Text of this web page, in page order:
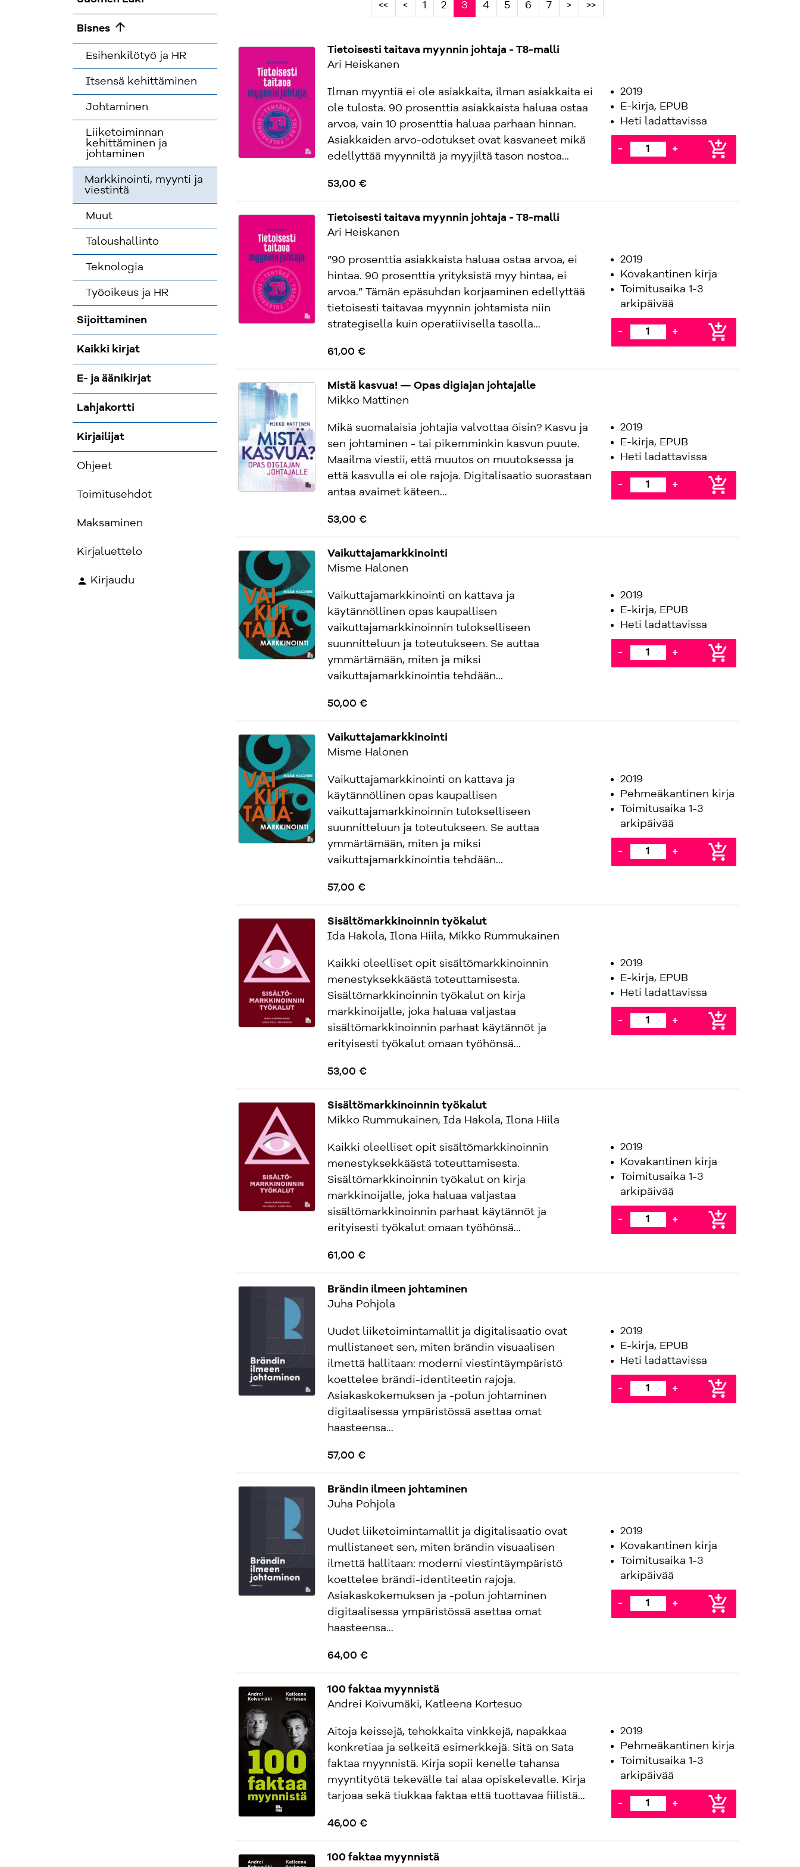
Bisnes arrow_upward
Esihenkilötyö ja HR
Itsensä kehittäminen
Johtaminen
Liiketoiminnan
kehittäminen ja
johtaminen
Markkinointi, myynti ja
viestintä
Muut
Taloushallinto
Teknologia
Työoikeus ja HR
Sijoittaminen
Kaikki kirjat
E- ja äänikirjat
Lahjakortti
Kirjailijat
Ohjeet
Toimitusehdot
Maksaminen
Kirjaluettelo
Kirjaudu
<< < 1 2 3 4 5 6 7 > >>
Tietoisesti taitava myynnin johtaja - T8-malli
Ari Heiskanen
Ilman myyntiä ei ole asiakkaita, ilman asiakkaita ei
ole tulosta. 90 prosenttia asiakkaista haluaa ostaa
arvoa, vain 10 prosenttia haluaa parhaan hinnan.
Asiakkaiden arvo-odotukset ovat kasvaneet mikä
edellyttää myynniltä ja myyjiltä tason nostoa...
53,00 €
2019
E-kirja, EPUB
Heti ladattavissa
- + add_shopping_cart
Tietoisesti taitava myynnin johtaja - T8-malli
Ari Heiskanen
”90 prosenttia asiakkaista haluaa ostaa arvoa, ei
hintaa. 90 prosenttia yrityksistä myy hintaa, ei
arvoa.” Tämän epäsuhdan korjaaminen edellyttää
tietoisesti taitavaa myynnin johtamista niin
strategisella kuin operatiivisella tasolla...
61,00 €
2019
Kovakantinen kirja
Toimitusaika 1-3
arkipäivää
- + add_shopping_cart
Mistä kasvua! — Opas digiajan johtajalle
Mikko Mattinen
Mikä suomalaisia johtajia valvottaa öisin? Kasvu ja
sen johtaminen - tai pikemminkin kasvun puute.
Maailma viestii, että muutos on muutoksessa ja
että kasvulla ei ole rajoja. Digitalisaatio suorastaan
antaa avaimet käteen...
53,00 €
2019
E-kirja, EPUB
Heti ladattavissa
- + add_shopping_cart
Vaikuttajamarkkinointi
Misme Halonen
Vaikuttajamarkkinointi on kattava ja
käytännöllinen opas kaupallisen
vaikuttajamarkkinoinnin tulokselliseen
suunnitteluun ja toteutukseen. Se auttaa
ymmärtämään, miten ja miksi
vaikuttajamarkkinointia tehdään...
50,00 €
2019
E-kirja, EPUB
Heti ladattavissa
- + add_shopping_cart
Vaikuttajamarkkinointi
Misme Halonen
Vaikuttajamarkkinointi on kattava ja
käytännöllinen opas kaupallisen
vaikuttajamarkkinoinnin tulokselliseen
suunnitteluun ja toteutukseen. Se auttaa
ymmärtämään, miten ja miksi
vaikuttajamarkkinointia tehdään...
57,00 €
2019
Pehmeäkantinen kirja
Toimitusaika 1-3
arkipäivää
- + add_shopping_cart
Sisältömarkkinoinnin työkalut
Ida Hakola, Ilona Hiila, Mikko Rummukainen
Kaikki oleelliset opit sisältömarkkinoinnin
menestyksekkäästä toteuttamisesta.
Sisältömarkkinoinnin työkalut on kirja
markkinoijalle, joka haluaa valjastaa
sisältömarkkinoinnin parhaat käytännöt ja
erityisesti työkalut omaan työhönsä...
53,00 €
2019
E-kirja, EPUB
Heti ladattavissa
- + add_shopping_cart
Sisältömarkkinoinnin työkalut
Mikko Rummukainen, Ida Hakola, Ilona Hiila
Kaikki oleelliset opit sisältömarkkinoinnin
menestyksekkäästä toteuttamisesta.
Sisältömarkkinoinnin työkalut on kirja
markkinoijalle, joka haluaa valjastaa
sisältömarkkinoinnin parhaat käytännöt ja
erityisesti työkalut omaan työhönsä...
61,00 €
2019
Kovakantinen kirja
Toimitusaika 1-3
arkipäivää
- + add_shopping_cart
Brändin ilmeen johtaminen
Juha Pohjola
Uudet liiketoimintamallit ja digitalisaatio ovat
mullistaneet sen, miten brändin visuaalisen
ilmettä hallitaan: moderni viestintäympäristö
koettelee brändi-identiteetin rajoja.
Asiakaskokemuksen ja -polun johtaminen
digitaalisessa ympäristössä asettaa omat
haasteensa...
57,00 €
2019
E-kirja, EPUB
Heti ladattavissa
- + add_shopping_cart
Brändin ilmeen johtaminen
Juha Pohjola
Uudet liiketoimintamallit ja digitalisaatio ovat
mullistaneet sen, miten brändin visuaalisen
ilmettä hallitaan: moderni viestintäympäristö
koettelee brändi-identiteetin rajoja.
Asiakaskokemuksen ja -polun johtaminen
digitaalisessa ympäristössä asettaa omat
haasteensa...
64,00 €
2019
Kovakantinen kirja
Toimitusaika 1-3
arkipäivää
- + add_shopping_cart
100 faktaa myynnistä
Andrei Koivumäki, Katleena Kortesuo
Aitoja keissejä, tehokkaita vinkkejä, napakkaa
konkretiaa ja selkeitä esimerkkejä. Sitä on Sata
faktaa myynnistä. Kirja sopii kenelle tahansa
myyntityötä tekevälle tai alaa opiskelevalle. Kirja
tarjoaa sekä tiukkaa faktaa että tuottavaa fiilistä...
46,00 €
2019
Pehmeäkantinen kirja
Toimitusaika 1-3
arkipäivää
- + add_shopping_cart
100 faktaa myynnistä